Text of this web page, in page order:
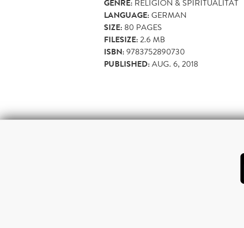
GENRE: RELIGION & SPIRITUALITÄT
LANGUAGE:GERMAN
SIZE: 80 PAGES
FILESIZE:2.6 MB
ISBN:9783752890730
PUBLISHED:AUG. 6, 2018